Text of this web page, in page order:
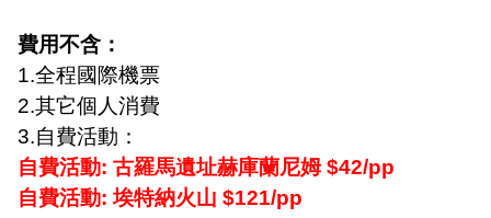
費用不含：
1.全程國際機票
2.其它個人消費
3.自費活動：
自費活動: 古羅馬遺址赫庫蘭尼姆$42/pp
自費活動:埃特納火山 $121/pp